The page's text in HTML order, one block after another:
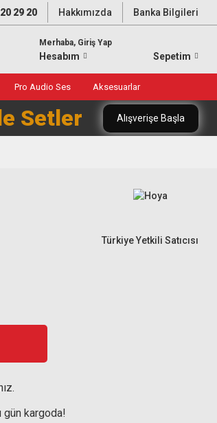
29 20 Hakkımızda Banka Bilgileri
Merhaba, Giriş Yap
Hesabım Sepetim
Pro Audio Ses Aksesuarlar
Setler Alışverişe Başla
Türkiye Yetkili Satıcısı
gün kargoda!